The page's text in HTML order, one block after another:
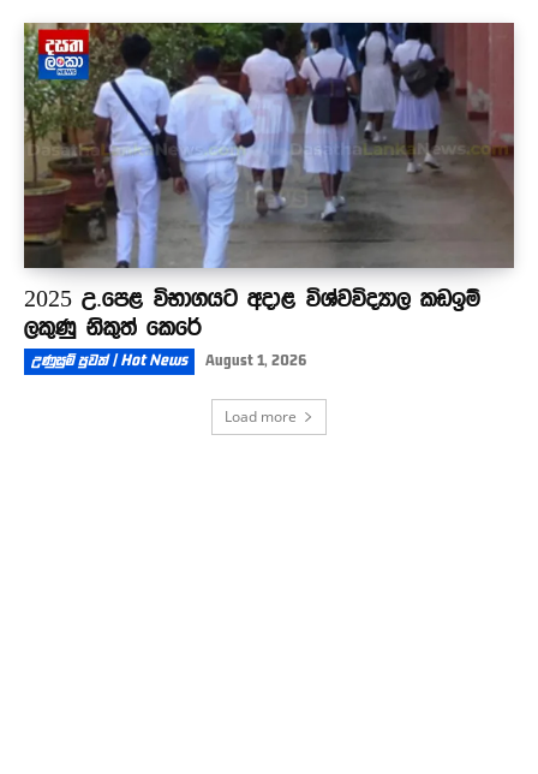
2025 උ.පෙළ විභාගයට අදාළ විශ්වවිද්‍යාල කඩඉම්
ලකුණු නිකුත් කෙරේ
උණුසුම් පුවත් | Hot News August 1, 2026
Load more